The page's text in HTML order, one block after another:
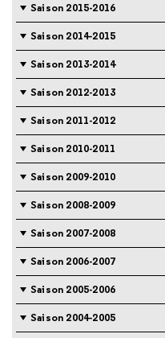
Saison 2015-2016
Saison 2014-2015
Saison 2013-2014
Saison 2012-2013
Saison 2011-2012
Saison 2010-2011
Saison 2009-2010
Saison 2008-2009
Saison 2007-2008
Saison 2006-2007
Saison 2005-2006
Saison 2004-2005